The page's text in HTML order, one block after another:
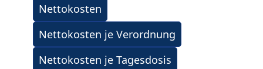
Nettokosten
Nettokosten je Verordnung
Nettokosten je Tagesdosis